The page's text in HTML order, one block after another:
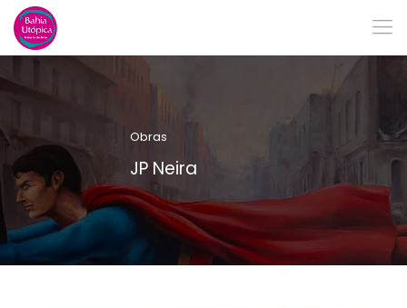
Obras
JP Neira